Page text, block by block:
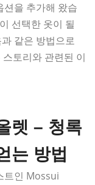
션을 추가해 왔습
선택한 옷이 될
같은 방법으로
스토리와 관련된 이
렛 – 청록
는 방법
트인 Mossui